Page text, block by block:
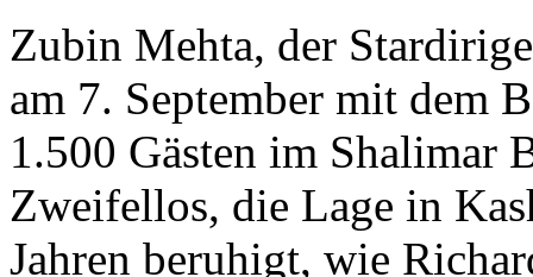
Zubin Mehta, der
am 7. September mit dem
1.500 Gästen im Shalimar
Zweifellos, die Lage in
Jahren beruhigt, wie